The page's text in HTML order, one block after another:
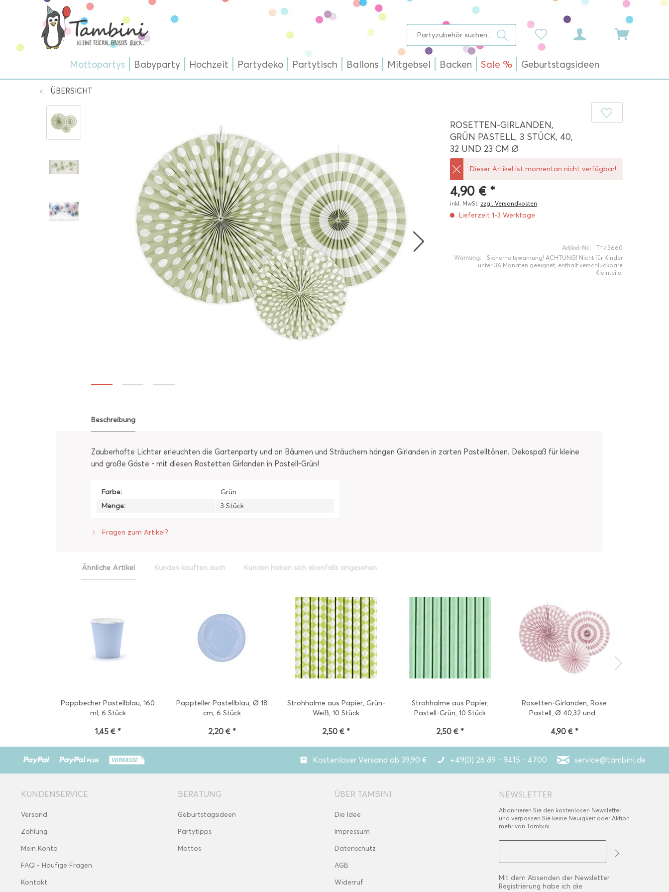
Mottopartys Babyparty Hochzeit Partydeko Partytisch Ballons Mitgebsel Backen Sale % Geburtstagsideen
ÜBERSICHT
ROSETTEN-GIRLANDEN,
GRÜN PASTELL, 3 STÜCK, 40,
32 UND 23 CM Ø
Dieser Artikel ist momentan nicht verfügbar!
4,90 € *
inkl. MwSt. zzgl. Versandkosten
Lieferzeit 1-3 Werktage
Artikel-Nr.:
T1143660
Warnung:
Sicherheitswarnung! ACHTUNG! Nicht für Kinder
unter 36 Monaten geeignet, enthält verschluckbare
Kleinteile.
Beschreibung
Zauberhafte Lichter erleuchten die Gartenparty und an Bäumen und Sträuchern hängen Girlanden in zarten Pastelltönen. Dekospaß für kleine
und große Gäste - mit diesen Rostetten Girlanden in Pastell-Grün!
Farbe:
Grün
Menge:
3 Stück
Fragen zum Artikel?
Ähnliche Artikel Kunden kauften auch Kunden haben sich ebenfalls angesehen
Pappbecher Pastellblau, 160
ml, 6 Stück
1,45 € *
Pappteller Pastellblau, Ø 18
cm, 6 Stück
2,20 € *
Strohhalme aus Papier, Grün-
Weiß, 10 Stück
2,50 € *
Strohhalme aus Papier,
Pastell-Grün, 10 Stück
2,50 € *
Rosetten-Girlanden, Rose
Pastell, Ø 40,32 und...
4,90 € *
Kostenloser Versand ab 39,90 € +49(0) 26 89 - 9415 - 4700 service@tambini.de
KUNDENSERVICE
Versand
Zahlung
Mein Konto
FAQ - Häufige Fragen
Kontakt
BERATUNG
Geburtstagsideen
Partytipps
Mottos
ÜBER TAMBINI
Die Idee
Impressum
Datenschutz
AGB
Widerruf
NEWSLETTER
Abonnieren Sie den kostenlosen Newsletter
und verpassen Sie keine Neuigkeit oder Aktion
mehr von Tambini.
Mit dem Absenden der Newsletter
Registrierung habe ich die